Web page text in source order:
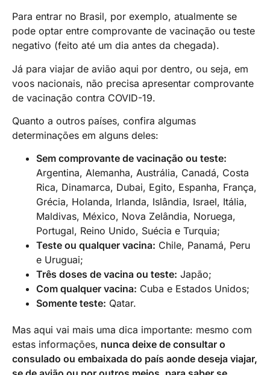
Para entrar no Brasil, por exemplo, atualmente se
pode optar entre comprovante de vacinação ou teste
negativo (feito até um dia antes da chegada).
Já para viajar de avião aqui por dentro, ou seja, em
voos nacionais, não precisa apresentar comprovante
de vacinação contra COVID-19.
Quanto a outros países, confira algumas
determinações em alguns deles:
Sem comprovante de vacinação ou teste:
Argentina, Alemanha, Austrália, Canadá, Costa
Rica, Dinamarca, Dubai, Egito, Espanha, França,
Grécia, Holanda, Irlanda, Islândia, Israel, Itália,
Maldivas, México, Nova Zelândia, Noruega,
Portugal, Reino Unido, Suécia e Turquia;
Teste ou qualquer vacina: Chile, Panamá, Peru
e Uruguai;
Três doses de vacina ou teste: Japão;
Com qualquer vacina: Cuba e Estados Unidos;
Somente teste: Qatar.
Mas aqui vai mais uma dica importante: mesmo com
estas informações, nunca deixe de consultar o
consulado ou embaixada do país aonde deseja viajar,